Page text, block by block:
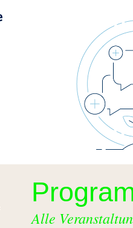
Alle